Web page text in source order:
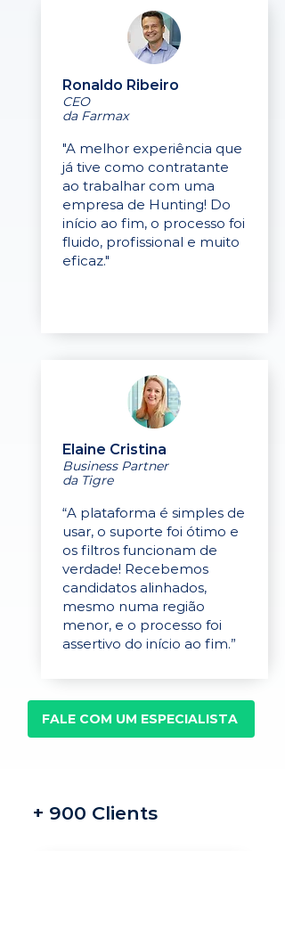
Ronaldo Ribeiro
CEO
da Farmax
"A melhor experiência que
já tive como contratante
ao trabalhar com uma
empresa de Hunting! Do
início ao fim, o processo foi
fluido, profissional e muito
eficaz."
Elaine Cristina
Business Partner
da Tigre
“A plataforma é simples de
usar, o suporte foi ótimo e
os filtros funcionam de
verdade! Recebemos
candidatos alinhados,
mesmo numa região
menor, e o processo foi
assertivo do início ao fim.”
FALE COM UM ESPECIALISTA
+ 900 Clients